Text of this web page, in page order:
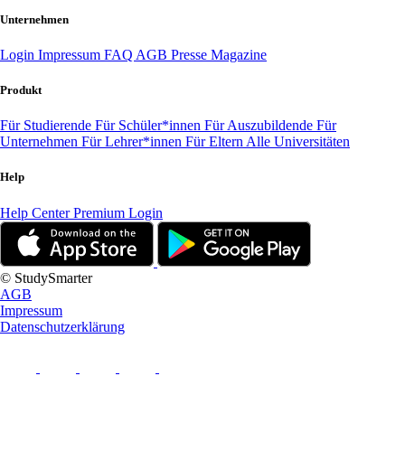
Unternehmen
Login Impressum FAQ AGB Presse Magazine
Produkt
Für Studierende Für Schüler*innen Für Auszubildende Für
Unternehmen Für Lehrer*innen Für Eltern Alle Universitäten
Help
Help CenterPremium Login
© StudySmarter
AGB
Impressum
Datenschutzerklärung